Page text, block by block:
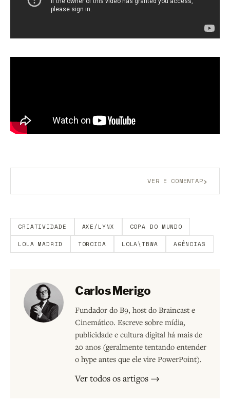
VER E COMENTAR›
CRIATIVIDADE AXE/LYNX COPA DO MUNDO
LOLA MADRID TORCIDA LOLA\TBWA AGÊNCIAS
Carlos Merigo
Fundador do B9, host do Braincast e
Cinemático. Escreve sobre mídia,
publicidade e cultura digital há mais de
20 anos (geralmente tentando entender
o hype antes que ele vire PowerPoint).
Ver todos os artigos →